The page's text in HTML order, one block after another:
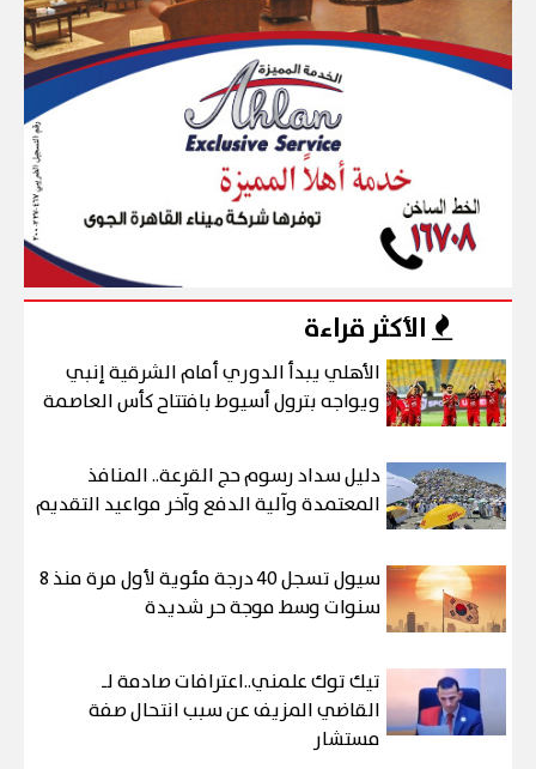
الأكثر قراءة
الأهلي يبدأ الدوري أمام الشرقية إنبي
ويواجه بترول أسيوط بافتتاح كأس العاصمة
دليل سداد رسوم حج القرعة.. المنافذ
المعتمدة وآلية الدفع وآخر مواعيد التقديم
سيول تسجل 40 درجة مئوية لأول مرة منذ 8
سنوات وسط موجة حر شديدة
تيك توك علمني..اعترافات صادمة لـ
القاضي المزيف عن سبب انتحال صفة
مستشار